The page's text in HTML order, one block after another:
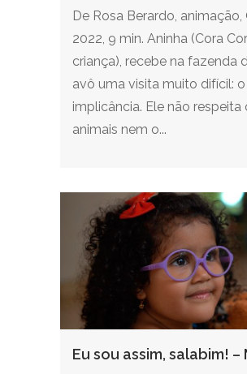
De Rosa Berardo, animação,
2022, 9 min. Aninha (Cora
criança), recebe na fazenda
avô uma visita muito difícil:
implicância. Ele não respeita
animais nem o...
Eu sou assim, salabim! –